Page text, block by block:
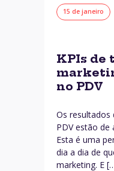
15 de janeiro
KPIs de
no PDV
Os resultados
PDV estão de
Esta é uma
dia a dia de
marketing. E